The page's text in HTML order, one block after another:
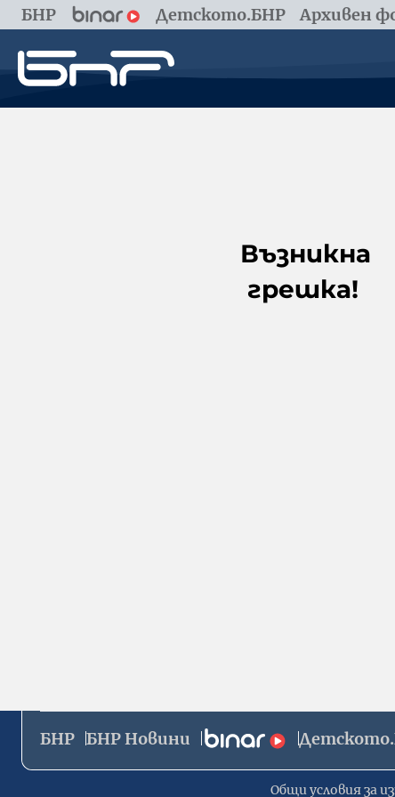
БНР Детското.БНР Архивен
Възникна
грешка!
БНР БНР Новини
Общи условия за